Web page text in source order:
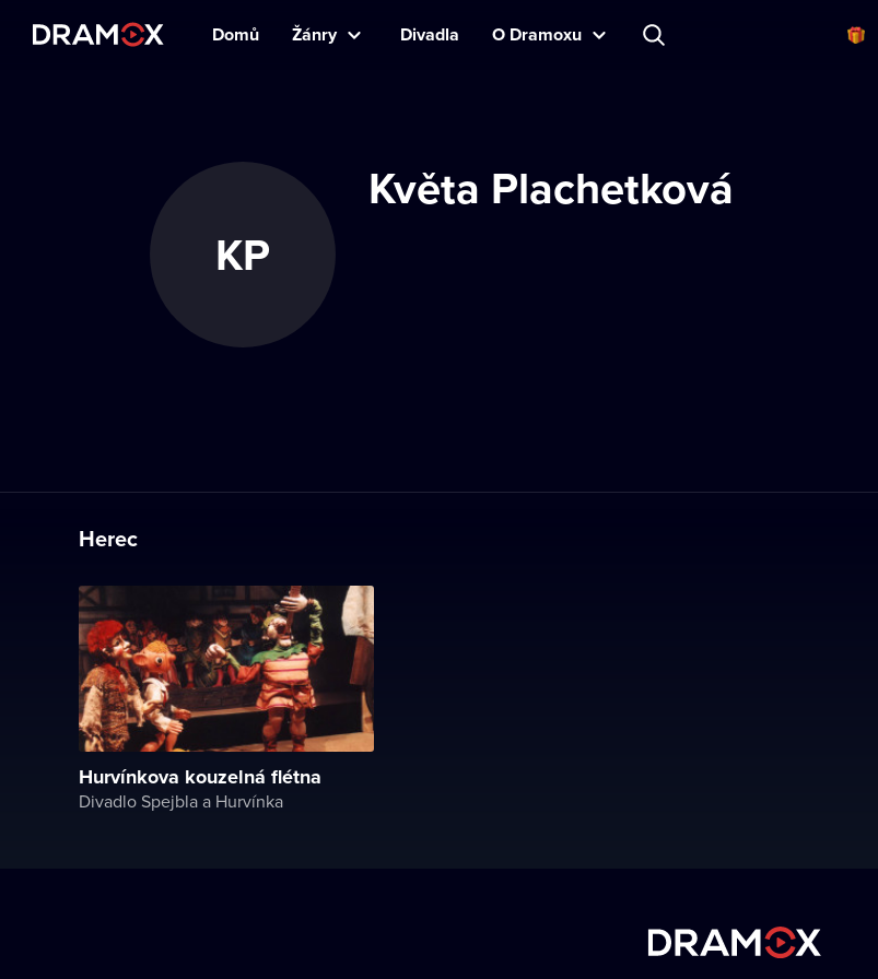
Domů Žánry Divadla O Dramoxu
KP
Květa Plachetková
Herec
Hurvínkova kouzelná flétna
Divadlo Spejbla a Hurvínka